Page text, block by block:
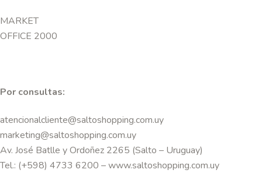
MARKET
OFFICE 2000
Por consultas:
atencionalcliente@saltoshopping.com.uy
marketing@saltoshopping.com.uy
Av. José Batlle y Ordoñez 2265 (Salto – Uruguay)
Tel.: (+598) 4733 6200 – www.saltoshopping.com.uy